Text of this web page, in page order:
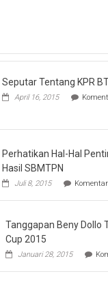
Seputar Tentang KPR
April 16, 2015
Perhatikan Hal-Hal
Hasil SBMTPN
Juli 8, 2015
Tanggapan Beny Dollo
Cup 2015
Januari 28, 2015